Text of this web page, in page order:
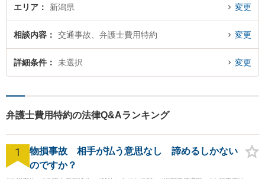
エリア 新潟県 変更
相談内容 交通事故、弁護士費用特約 変更
詳細条件 未選択 変更
弁護士費用特約の法律Q&Aランキング
1
物損事故 相手が払う意思なし 諦めるしかない
のですか？